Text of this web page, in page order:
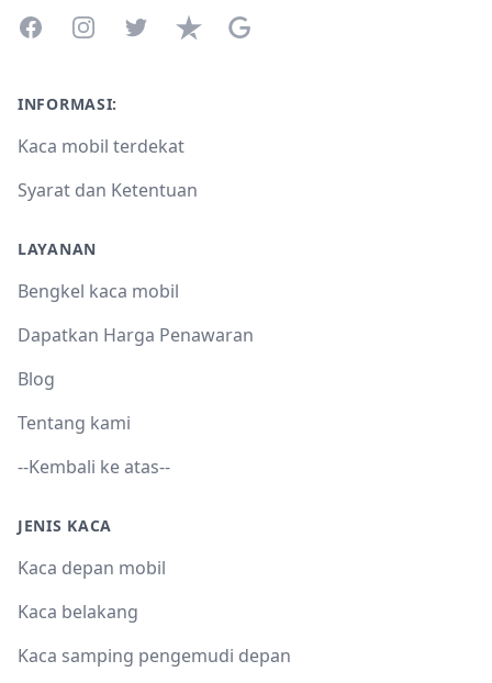
FacebookInstagramTwitterTrustpilotGoogle Business Profile
INFORMASI:
Kaca mobil terdekat
Syarat dan Ketentuan
LAYANAN
Bengkel kaca mobil
Dapatkan Harga Penawaran
Blog
Tentang kami
--Kembali ke atas--
JENIS KACA
Kaca depan mobil
Kaca belakang
Kaca samping pengemudi depan